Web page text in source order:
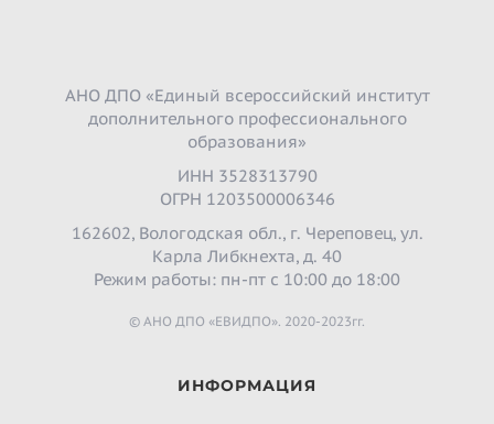
АНО ДПО «Единый всероссийский институт
дополнительного профессионального
образования»
ИНН 3528313790
ОГРН 1203500006346
162602, Вологодская обл., г. Череповец, ул.
Карла Либкнехта, д. 40
Режим работы: пн-пт с 10:00 до 18:00
© АНО ДПО «ЕВИДПО». 2020-2023гг.
ИНФОРМАЦИЯ